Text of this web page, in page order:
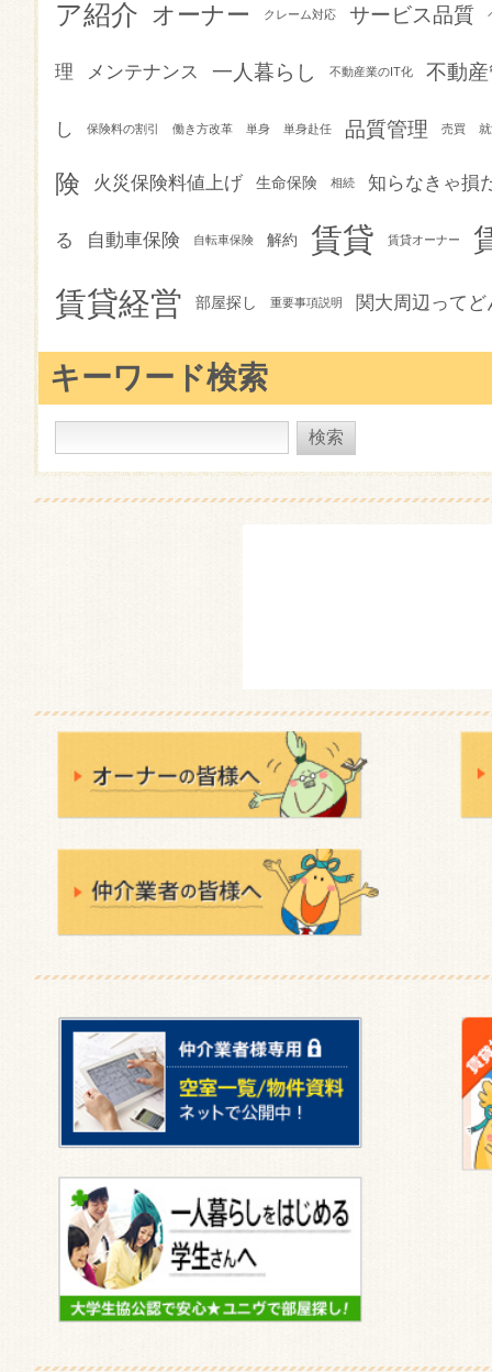
ア紹介 オーナー クレーム対応 サービス品質
理 メンテナンス 一人暮らし 不動産業のIT化 不動
し 保険料の割引 働き方改革 単身 単身赴任 品質管理 売買
険 火災保険料値上げ 生命保険 相続 知らなきゃ損
る 自動車保険 自転車保険 解約 賃貸 賃貸オーナー
賃貸経営 部屋探し 重要事項説明 関大周辺って
キーワード検索